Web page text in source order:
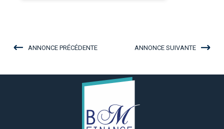
ANNONCE PRÉCÉDENTE ANNONCE SUIVANTE